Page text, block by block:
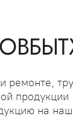
ремонте,
на